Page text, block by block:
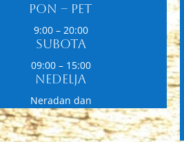
Pon – Pet
9:00 – 20:00
Subota
09:00 – 15:00
Nedelja
Neradan dan
Sajt CaSA Travel.
stranice.
Više o kolačićima
Slažem se